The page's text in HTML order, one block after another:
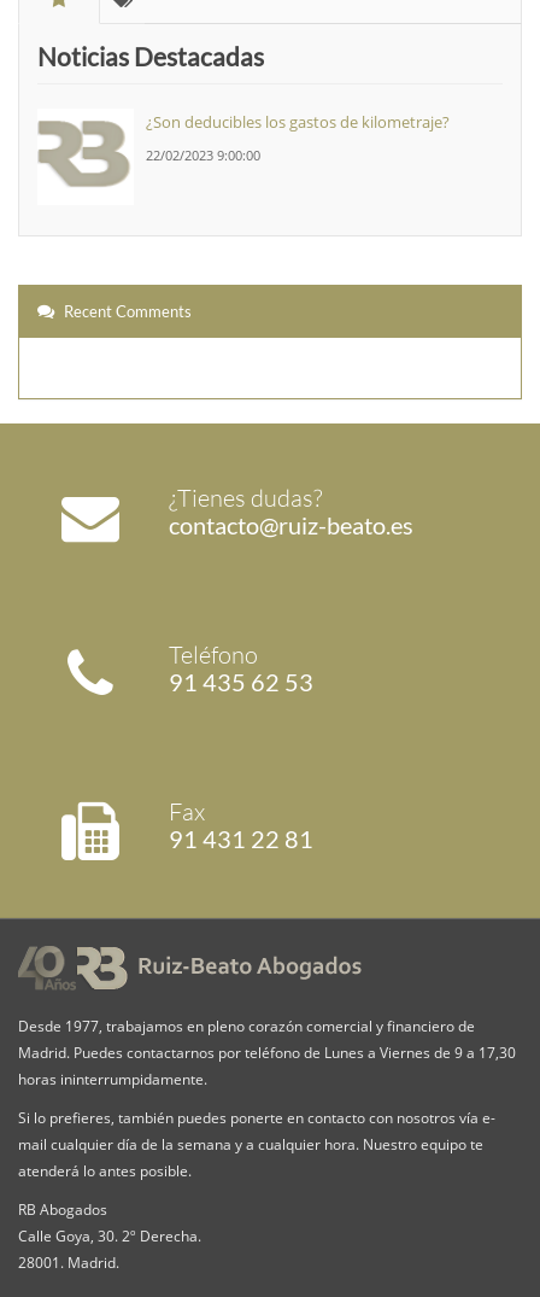
Noticias Destacadas
¿Son deducibles los gastos de kilometraje?
22/02/2023 9:00:00
Recent Comments
¿Tienes dudas?
contacto@ruiz-beato.es
Teléfono
91 435 62 53
Fax
91 431 22 81
Desde 1977, trabajamos en pleno corazón comercial y financiero de
Madrid. Puedes contactarnos por teléfono de Lunes a Viernes de 9 a 17,30
horas ininterrumpidamente.
Si lo prefieres, también puedes ponerte en contacto con nosotros vía e-
mail cualquier día de la semana y a cualquier hora. Nuestro equipo te
atenderá lo antes posible.
RB Abogados
Calle Goya, 30. 2º Derecha.
28001. Madrid.